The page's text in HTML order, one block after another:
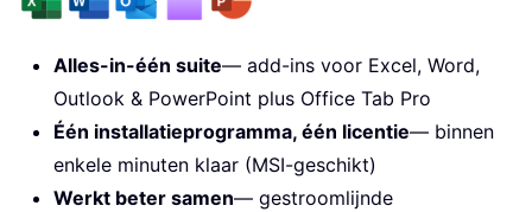
Alles-in-één suite— add-ins voor Excel, Word,
Outlook & PowerPoint plus Office Tab Pro
Één installatieprogramma, één licentie— binnen
enkele minuten klaar (MSI-geschikt)
Werkt beter samen— gestroomlijnde